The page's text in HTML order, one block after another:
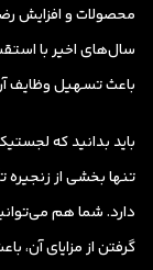
محصولات و افزایش
سال‌های اخیر با
باعث تسهیل وظایف
باید بدانید که
تنها بخشی از زنجیره
دارد. شما هم
گرفتن از مزایای آن،